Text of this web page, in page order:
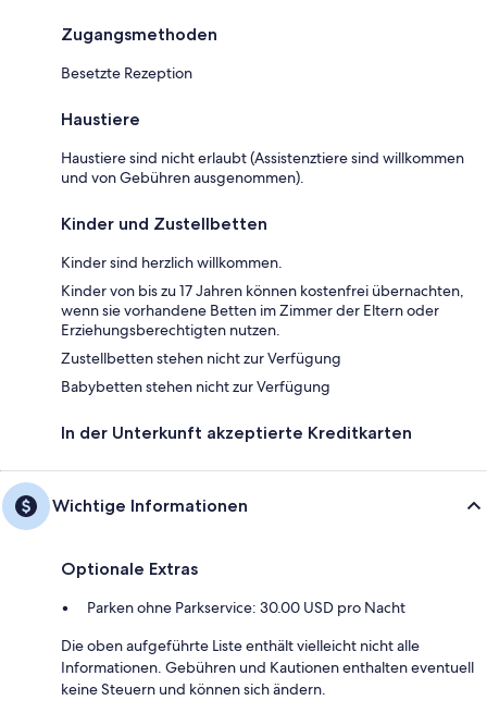
Zugangsmethoden
Besetzte Rezeption
Haustiere
Haustiere sind nicht erlaubt (Assistenztiere sind willkommen
und von Gebühren ausgenommen).
Kinder und Zustellbetten
Kinder sind herzlich willkommen.
Kinder von bis zu 17 Jahren können kostenfrei übernachten,
wenn sie vorhandene Betten im Zimmer der Eltern oder
Erziehungsberechtigten nutzen.
Zustellbetten stehen nicht zur Verfügung
Babybetten stehen nicht zur Verfügung
In der Unterkunft akzeptierte Kreditkarten
Wichtige Informationen
Optionale Extras
Parken ohne Parkservice: 30.00 USD pro Nacht
Die oben aufgeführte Liste enthält vielleicht nicht alle
Informationen. Gebühren und Kautionen enthalten eventuell
keine Steuern und können sich ändern.